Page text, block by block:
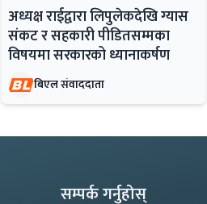
अध्यक्ष राईद्वारा लिपुलेकदेखि ग्यास
संकट र सहकारी पीडितसम्मका
विषयमा सरकारको ध्यानाकर्षण
बिएल संवाददाता
सम्पर्क गर्नुहोस्